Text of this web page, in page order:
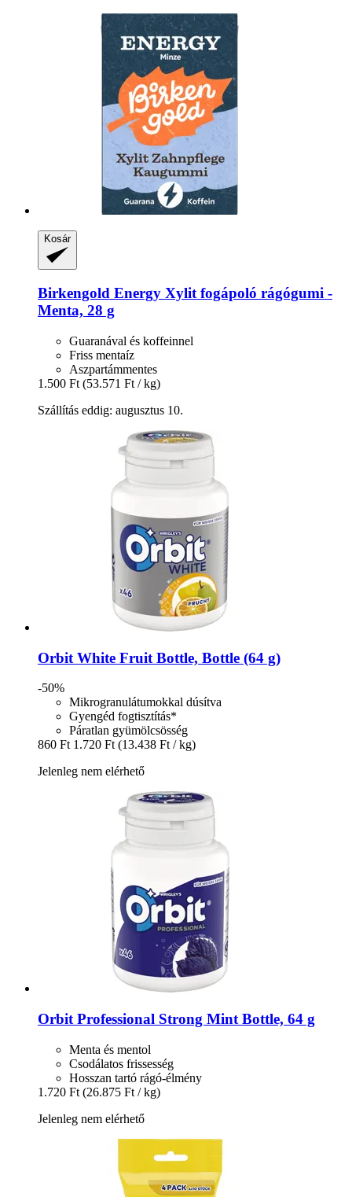
Kosár
Birkengold Energy Xylit fogápoló rágógumi -​
Menta, 28 g
Guaranával és koffeinnel
Friss mentaíz
Aszpartámmentes
1.500 Ft (53.571 Ft / kg)
Szállítás eddig: augusztus 10.
Orbit White Fruit Bottle, Bottle (64 g)
-50%
Mikrogranulátumokkal dúsítva
Gyengéd fogtisztítás*
Páratlan gyümölcsösség
860 Ft 1.720 Ft (13.438 Ft / kg)
Jelenleg nem elérhető
Orbit Professional Strong Mint Bottle, 64 g
Menta és mentol
Csodálatos frissesség
Hosszan tartó rágó-élmény
1.720 Ft (26.875 Ft / kg)
Jelenleg nem elérhető